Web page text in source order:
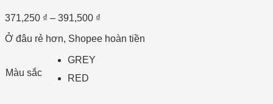
371,250 ₫ – 391,500 ₫
Ở đâu rẻ hơn, Shopee hoàn tiền
Màu sắc
GREY
RED